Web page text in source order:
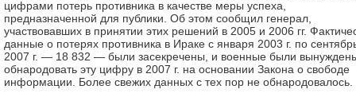
цифрами потерь противника в качестве меры успеха,
предназначенной для публики. Об этом сообщил генерал,
участвовавших в принятии этих решений в 2005 и 2006 гг.
данные о потерях противника в Ираке с января 2003 г. по
2007 г. — 18 832 — были засекречены, и военные были
обнародовать эту цифру в 2007 г. на основании Закона о свободе
информации. Более свежих данных с тех пор не обнародовалось.